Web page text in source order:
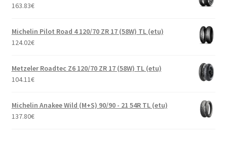
163.83€
Michelin Pilot Road 4 120/70 ZR 17 (58W) TL (etu)
124.02€
Metzeler Roadtec Z6 120/70 ZR 17 (58W) TL (etu)
104.11€
Michelin Anakee Wild (M+S) 90/90 - 21 54R TL (etu)
137.80€